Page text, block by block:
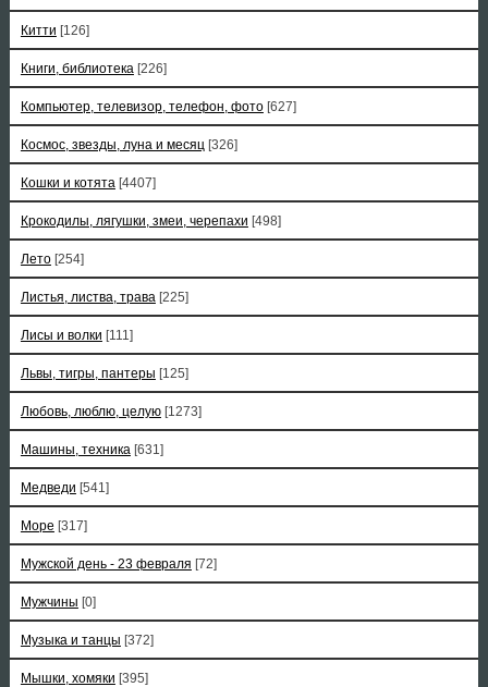
Китти [126]
Книги, библиотека [226]
Компьютер, телевизор, телефон, фото [627]
Космос, звезды, луна и месяц [326]
Кошки и котята [4407]
Крокодилы, лягушки, змеи, черепахи [498]
Лето [254]
Листья, листва, трава [225]
Лисы и волки [111]
Львы, тигры, пантеры [125]
Любовь, люблю, целую [1273]
Машины, техника [631]
Медведи [541]
Море [317]
Мужской день - 23 февраля [72]
Мужчины [0]
Музыка и танцы [372]
Мышки, хомяки [395]